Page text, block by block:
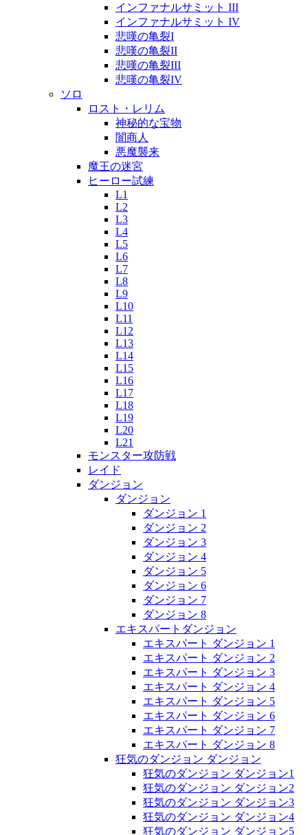
インファナルサミット III
インファナルサミット IV
悲嘆の亀裂I
悲嘆の亀裂II
悲嘆の亀裂III
悲嘆の亀裂IV
ソロ
ロスト・レリム
神秘的な宝物
闇商人
悪魔襲来
魔王の迷宮
ヒーロー試練
L1
L2
L3
L4
L5
L6
L7
L8
L9
L10
L11
L12
L13
L14
L15
L16
L17
L18
L19
L20
L21
モンスター攻防戦
レイド
ダンジョン
ダンジョン
ダンジョン 1
ダンジョン 2
ダンジョン 3
ダンジョン 4
ダンジョン 5
ダンジョン 6
ダンジョン 7
ダンジョン 8
エキスパートダンジョン
エキスパート ダンジョン 1
エキスパート ダンジョン 2
エキスパート ダンジョン 3
エキスパート ダンジョン 4
エキスパート ダンジョン 5
エキスパート ダンジョン 6
エキスパート ダンジョン 7
エキスパート ダンジョン 8
狂気のダンジョン ダンジョン
狂気のダンジョン ダンジョン1
狂気のダンジョン ダンジョン2
狂気のダンジョン ダンジョン3
狂気のダンジョン ダンジョン4
狂気のダンジョン ダンジョン5